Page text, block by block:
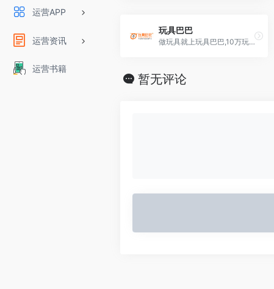
运营APP
运营资讯
运营书籍
玩具巴巴
做玩具就上玩具巴巴,10万玩具采购商每天必看网站
暂无评论